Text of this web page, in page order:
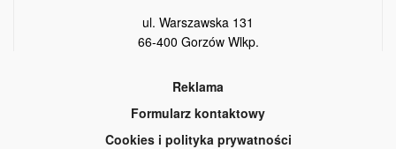
ul. Warszawska 131
66-400 Gorzów Wlkp.
Reklama
Formularz kontaktowy
Cookies i polityka prywatności